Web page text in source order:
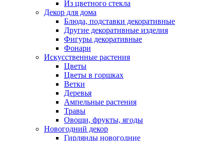
Из цветного стекла
Декор для дома
Блюда, подставки декоративные
Другие декоративные изделия
Фигуры декоративные
Фонари
Искусственные растения
Цветы
Цветы в горшках
Ветки
Деревья
Ампельные растения
Травы
Овощи, фрукты, ягоды
Новогодний декор
Гирлянды новогодние